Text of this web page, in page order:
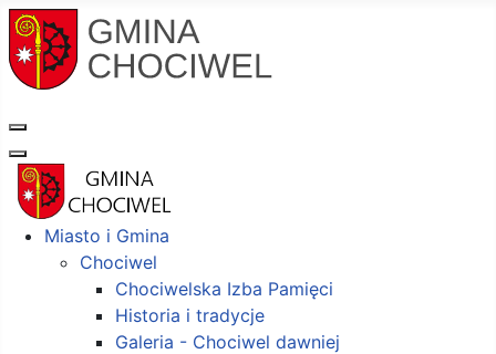
Miasto i Gmina
Chociwel
Chociwelska Izba Pamięci
Historia i tradycje
Galeria - Chociwel dawniej